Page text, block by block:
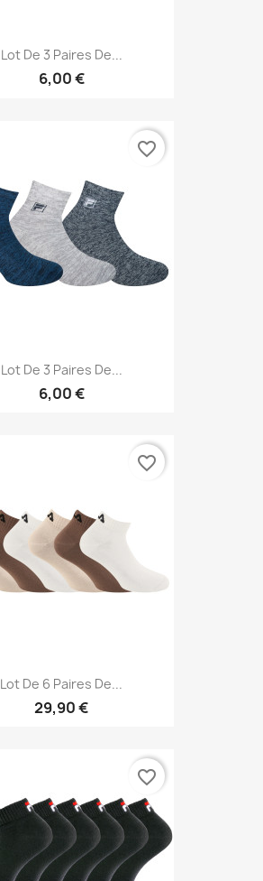
Lot De 3 Paires De...
6,00 €
Lot De 3 Paires De...
6,00 €
favorite_border
Lot De 6 Paires De...
29,90 €
favorite_border
favorite_border